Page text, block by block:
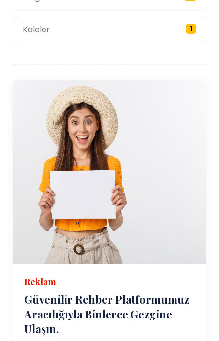
Kaleler 1
Reklam
Güvenilir Rehber Platformumuz
Aracılığıyla Binlerce Gezgine
Ulaşın.